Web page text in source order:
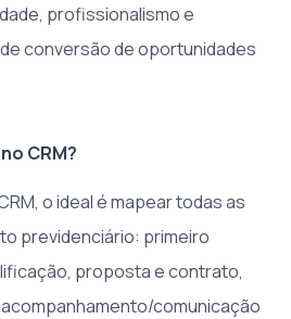
profissionalismo e
conversão de oportunidades
CRM?
o ideal é mapear todas as
previdenciário: primeiro
proposta e contrato,
comunicação